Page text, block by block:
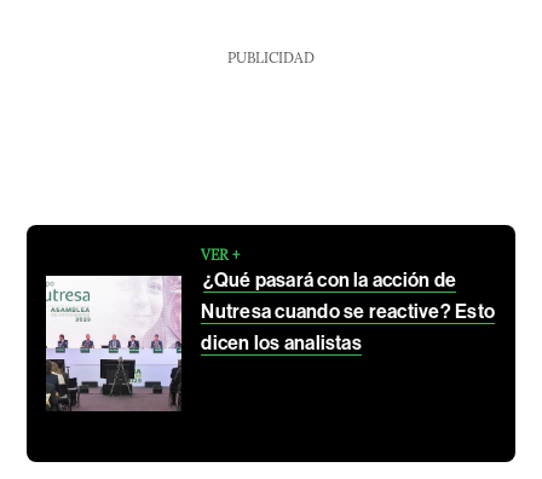
PUBLICIDAD
VER +
¿Qué pasará con la acción de
Nutresa cuando se reactive? Esto
dicen los analistas